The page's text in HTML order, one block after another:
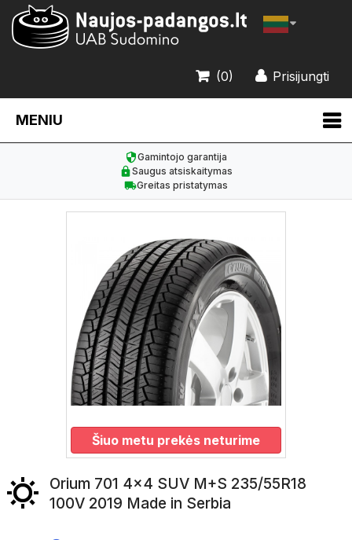
Prisijungti
(0)
MENIU
Gamintojo garantija
Saugus atsiskaitymas
Greitas pristatymas
Šiuo metu prekės neturime
Orium 701 4x4 SUV M+S 235/55R18
100V 2019 Made in Serbia